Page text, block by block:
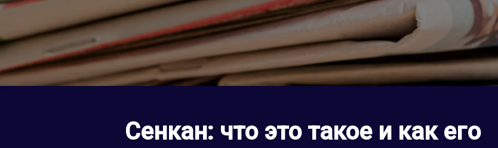
Сенкан: что это такое и как его